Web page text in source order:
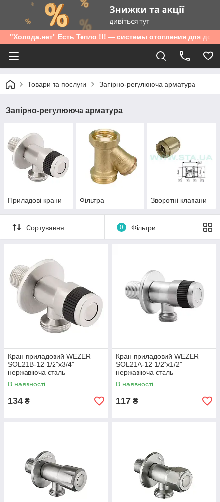
"Холода.нет" Есть Тепло !!! — системы отопления для дома
Товари та послуги Запірно-регулююча арматура
Запірно-регулююча арматура
Приладові крани Фільтра Зворотні клапани
Сортування 0 Фільтри
Кран приладовий WEZER
SOL21В-12 1/2"x3/4"
нержавіюча сталь
В наявності
134 ₴
Кран приладовий WEZER
SOL21A-12 1/2"x1/2"
нержавіюча сталь
В наявності
117 ₴